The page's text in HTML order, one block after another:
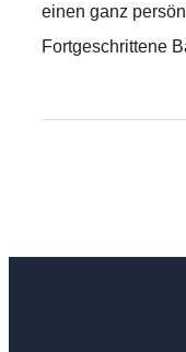
einen ganz
Fortgeschrittene